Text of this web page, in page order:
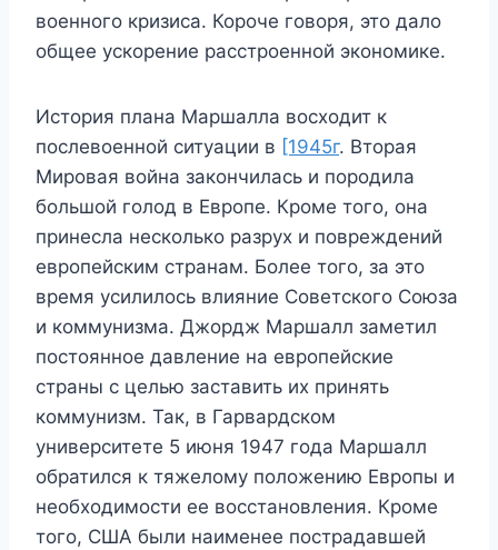
военного кризиса. Короче говоря, это дало
общее ускорение расстроенной экономике.
История плана Маршалла восходит к
послевоенной ситуации в [1945г. Вторая
Мировая война закончилась и породила
большой голод в Европе. Кроме того, она
принесла несколько разрух и повреждений
европейским странам. Более того, за это
время усилилось влияние Советского Союза
и коммунизма. Джордж Маршалл заметил
постоянное давление на европейские
страны с целью заставить их принять
коммунизм. Так, в Гарвардском
университете 5 июня 1947 года Маршалл
обратился к тяжелому положению Европы и
необходимости ее восстановления. Кроме
того, США были наименее пострадавшей